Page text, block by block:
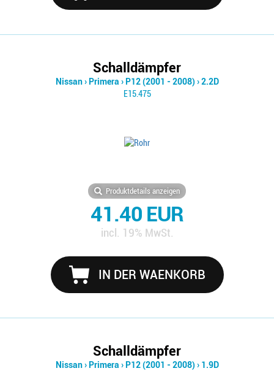
Schalldämpfer
Nissan› Primera › P12 (2001 - 2008) ›2.2D
E15.475
Produktdetails anzeigen
41.40 EUR
incl. 19% MwSt.
IN DER WAENKORB
Schalldämpfer
Nissan› Primera › P12 (2001 - 2008) › 1.9D